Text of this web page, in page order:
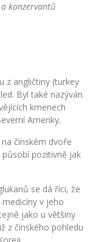
konzervantů
z angličtiny (turkey
Byl také nazýván
kmenech
Ameriky.
čínském dvoře
pozitivně jak
se dá říci, že
v jeho
jako u většiny
z čínského pohledu